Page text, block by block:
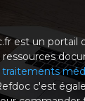
est un portail
traitements
c'est